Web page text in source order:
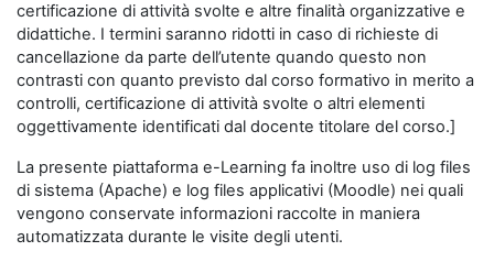
certificazione di attività svolte e altre finalità organizzative e
didattiche. I termini saranno ridotti in caso di richieste di
cancellazione da parte dell’utente quando questo non
contrasti con quanto previsto dal corso formativo in merito a
controlli, certificazione di attività svolte o altri elementi
oggettivamente identificati dal docente titolare del corso.]
La presente piattaforma e-Learning fa inoltre uso di log files
di sistema (Apache) e log files applicativi (Moodle) nei quali
vengono conservate informazioni raccolte in maniera
automatizzata durante le visite degli utenti.